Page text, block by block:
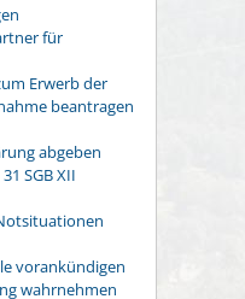
für
Erwerb der
beantragen
abgeben
SGB XII
vorankündigen
wahrnehmen